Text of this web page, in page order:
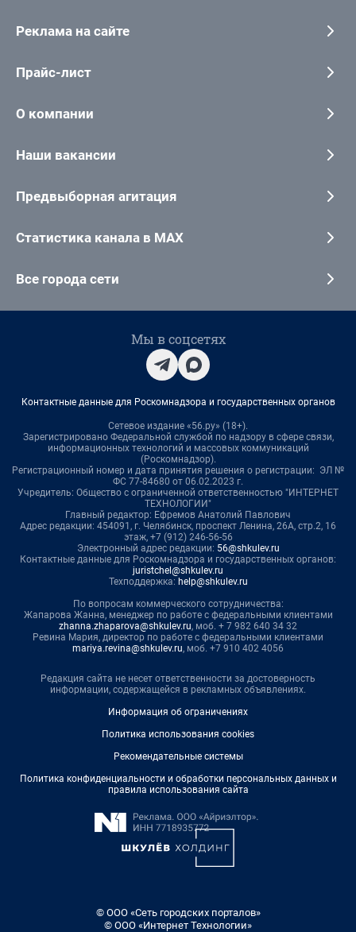
Реклама на сайте
Прайс-лист
О компании
Наши вакансии
Предвыборная агитация
Статистика канала в MAX
Все города сети
Мы в соцсетях
Контактные данные для Роскомнадзора и государственных органов
Сетевое издание «56.ру» (18+).
Зарегистрировано Федеральной службой по надзору в сфере связи,
информационных технологий и массовых коммуникаций
(Роскомнадзор).
Регистрационный номер и дата принятия решения о регистрации: ЭЛ №
ФС 77-84680 от 06.02.2023 г.
Учредитель: Общество с ограниченной ответственностью "ИНТЕРНЕТ
ТЕХНОЛОГИИ"
Главный редактор: Ефремов Анатолий Павлович
Адрес редакции: 454091, г. Челябинск, проспект Ленина, 26А, стр.2, 16
этаж, +7 (912) 246-56-56
Электронный адрес редакции: 56@shkulev.ru
Контактные данные для Роскомнадзора и государственных органов:
juristchel@shkulev.ru
Техподдержка: help@shkulev.ru
По вопросам коммерческого сотрудничества:
Жапарова Жанна, менеджер по работе с федеральными клиентами
zhanna.zhaparova@shkulev.ru, моб. + 7 982 640 34 32
Ревина Мария, директор по работе с федеральными клиентами
mariya.revina@shkulev.ru, моб. +7 910 402 4056
Редакция сайта не несет ответственности за достоверность
информации, содержащейся в рекламных объявлениях.
Информация об ограничениях
Политика использования cookies
Рекомендательные системы
Политика конфиденциальности и обработки персональных данных и
правила использования сайта
© ООО «Сеть городских порталов»
© ООО «Интернет Технологии»